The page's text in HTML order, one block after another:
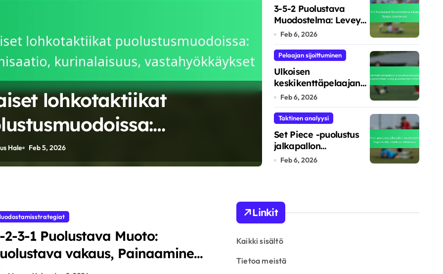
lohkotaktiikat
kurinalaisuus,
Hale Feb 5, 2026
4-3-2-1
muodostelma:
Puolustava
Marcus Hale Feb 6, 2026
3-5-2 Puolustava
Muodostelma: Leveys,
Syvyys, Joustavuus
Feb 6, 2026
Pelaajan sijoittuminen
Ulkoisen
keskikenttäpelaajan
sijoittuminen
puolustavissa
muodostelmissa:
Leveys, puolustava
tuki, siirtymä
Feb 6, 2026
Taktinen analyysi
Set Piece -puolustus
jalkapallon
muodostelmissa:
Feb 6, 2026
2-3-1 Puolustava Muoto:
vakaus, Painaaminen,
Tuki
Linkit
Kaikki sisältö
Tietoa meistä